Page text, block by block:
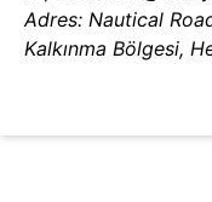
Adres: Nautical
Kalkınma Bölgesi,